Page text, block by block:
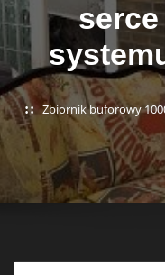
Zbiornik buforowy